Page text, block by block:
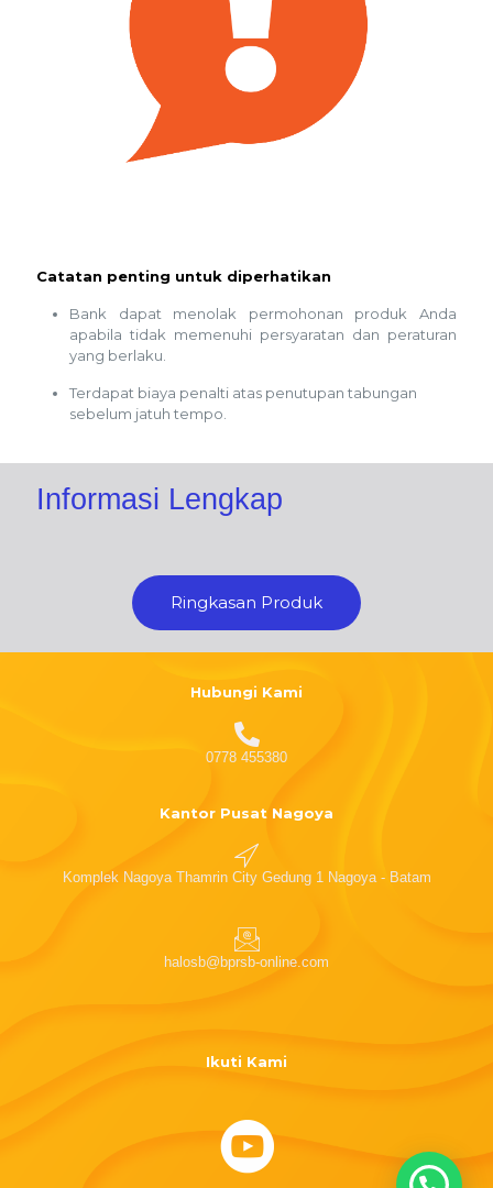
Catatan penting untuk diperhatikan
Bank dapat menolak permohonan produk Anda
apabila tidak memenuhi persyaratan dan peraturan
yang berlaku.
Terdapat biaya penalti atas penutupan tabungan
sebelum jatuh tempo.
Informasi Lengkap
Ringkasan Produk
Hubungi Kami
0778 455380
Kantor Pusat Nagoya
Komplek Nagoya Thamrin City Gedung 1 Nagoya - Batam
halosb@bprsb-online.com
Ikuti Kami